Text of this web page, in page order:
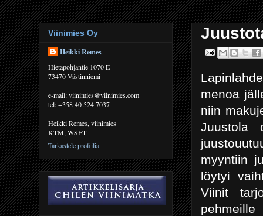
menoa
niin
Juustola
myyntiin
löytyi
Viinit
Viinimies Oy
Heikki Remes
Hietapohjantie 1070 E
73470 Västinniemi
e-mail: viinimies@viinimies.com
tel: +358 40 524 7037
Heikki Remes, viinimies
KTM, WSET
Tarkastele profiilia